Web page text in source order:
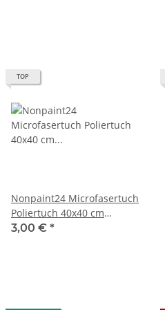
TOP
Nonpaint24 Microfasertuch
Poliertuch 40x40 cm
doppelseitig Flausch
3,00 € *